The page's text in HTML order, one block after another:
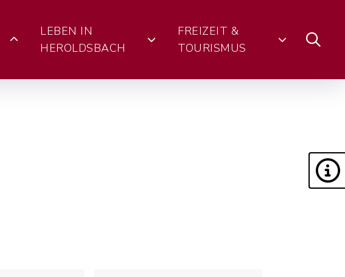
LEBEN IN
HEROLDSBACH
FREIZEIT &
TOURISMUS